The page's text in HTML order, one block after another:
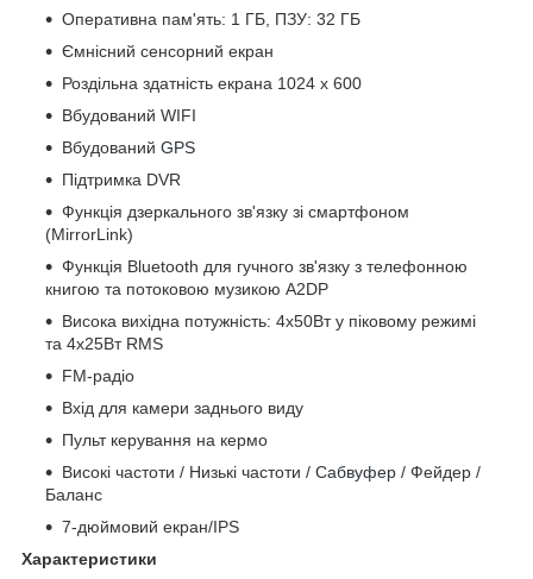
Оперативна пам'ять: 1 ГБ, ПЗУ: 32 ГБ
Ємнісний сенсорний екран
Роздільна здатність екрана 1024 x 600
Вбудований WIFI
Вбудований GPS
Підтримка DVR
Функція дзеркального зв'язку зі смартфоном
(MirrorLink)
Функція Bluetooth для гучного зв'язку з телефонною
книгою та потоковою музикою A2DP
Висока вихідна потужність: 4x50Вт у піковому режимі
та 4x25Вт RMS
FM-радіо
Вхід для камери заднього виду
Пульт керування на кермо
Високі частоти / Низькі частоти / Сабвуфер / Фейдер /
Баланс
7-дюймовий екран/IPS
Характеристики